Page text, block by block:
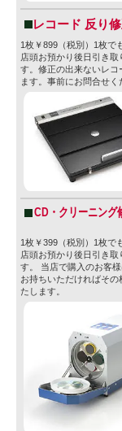
レコード 反り
1枚￥899（税別）1枚で
店頭お預かり後日引き取
す。修正の出来ないレコ
ます。事前にお問合せく
CD・クリーニング
1枚￥399（税別）1枚で
店頭お預かり後日引き取
す。 当店で購入のお客
お持ちいただければその
たします。